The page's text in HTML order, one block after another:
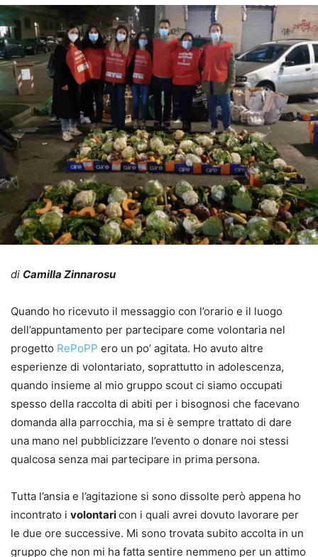
di Camilla Zinnarosu
Quando ho ricevuto il messaggio con l’orario e il luogo
dell’appuntamento per partecipare come volontaria nel
progetto RePoPP ero un po’ agitata. Ho avuto altre
esperienze di volontariato, soprattutto in adolescenza,
quando insieme al mio gruppo scout ci siamo occupati
spesso della raccolta di abiti per i bisognosi che facevano
domanda alla parrocchia, ma si è sempre trattato di dare
una mano nel pubblicizzare l’evento o donare noi stessi
qualcosa senza mai partecipare in prima persona.
Tutta l’ansia e l’agitazione si sono dissolte però appena ho
incontrato i volontaricon i quali avrei dovuto lavorare per
le due ore successive. Mi sono trovata subito accolta in un
gruppo che non mi ha fatta sentire nemmeno per un attimo